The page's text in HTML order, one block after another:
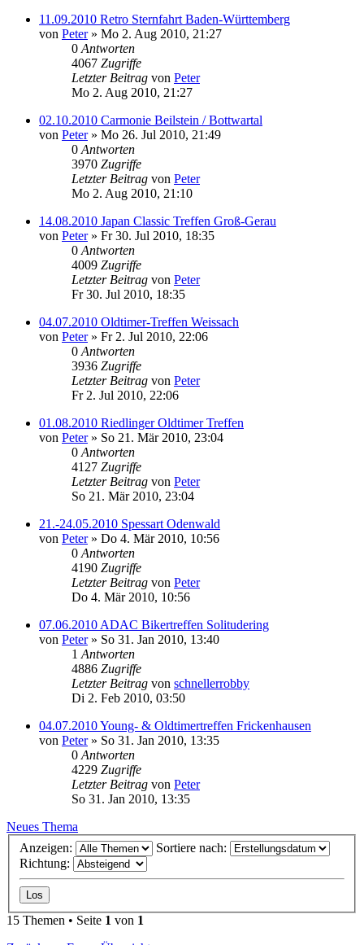
11.09.2010 Retro Sternfahrt Baden-Württemberg
von Peter» Mo 2. Aug 2010, 21:27
0 Antworten
4067 Zugriffe
Letzter Beitrag von Peter
Mo 2. Aug 2010, 21:27
02.10.2010 Carmonie Beilstein / Bottwartal
von Peter» Mo 26. Jul 2010, 21:49
0 Antworten
3970 Zugriffe
Letzter Beitrag von Peter
Mo 2. Aug 2010, 21:10
14.08.2010 Japan Classic Treffen Groß-Gerau
von Peter» Fr 30. Jul 2010, 18:35
0 Antworten
4009 Zugriffe
Letzter Beitrag von Peter
Fr 30. Jul 2010, 18:35
04.07.2010 Oldtimer-Treffen Weissach
von Peter» Fr 2. Jul 2010, 22:06
0 Antworten
3936 Zugriffe
Letzter Beitrag von Peter
Fr 2. Jul 2010, 22:06
01.08.2010 Riedlinger Oldtimer Treffen
von Peter» So 21. Mär 2010, 23:04
0 Antworten
4127 Zugriffe
Letzter Beitrag von Peter
So 21. Mär 2010, 23:04
21.-24.05.2010 Spessart Odenwald
von Peter» Do 4. Mär 2010, 10:56
0 Antworten
4190 Zugriffe
Letzter Beitrag von Peter
Do 4. Mär 2010, 10:56
07.06.2010 ADAC Bikertreffen Solitudering
von Peter» So 31. Jan 2010, 13:40
1 Antworten
4886 Zugriffe
Letzter Beitrag von schnellerrobby
Di 2. Feb 2010, 03:50
04.07.2010 Young- & Oldtimertreffen Frickenhausen
von Peter» So 31. Jan 2010, 13:35
0 Antworten
4229 Zugriffe
Letzter Beitrag von Peter
So 31. Jan 2010, 13:35
Neues Thema
Anzeigen:
Sortiere nach:
Richtung:
15 Themen • Seite 1 von 1